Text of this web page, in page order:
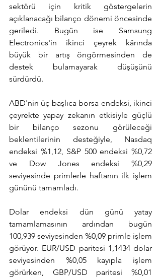
sektörü için kritik göstergelerin
açıklanacağı bilanço dönemi öncesinde
geriledi. Bugün ise Samsung
Electronics'in ikinci çeyrek kârında
büyük bir artış öngörmesinden de
destek bulamayarak düşüşünü
sürdürdü.
ABD'nin üç başlıca borsa endeksi, ikinci
çeyrekte yapay zekanın etkisiyle güçlü
bir bilanço sezonu görüleceği
beklentilerinin desteğiyle, Nasdaq
endeksi %1,12, S&P 500 endeksi %0,72
ve Dow Jones endeksi %0,29
seviyesinde primlerle haftanın ilk işlem
gününü tamamladı.
Dolar endeksi dün günü yatay
tamamlamasının ardından bugün
100,939 seviyesinden %0,09 primle işlem
görüyor. EUR/USD paritesi 1,1434 dolar
seviyesinden %0,05 kayıpla işlem
görürken, GBP/USD paritesi %0,01